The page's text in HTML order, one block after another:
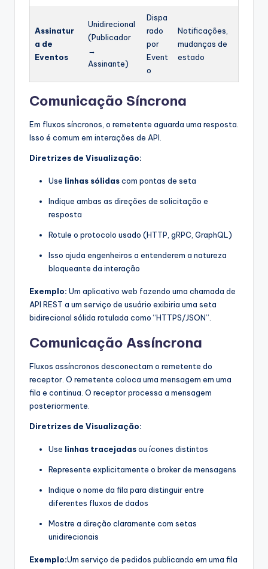
Assinatur
a de
Eventos
Unidirecional
(Publicador
→
Assinante)
Dispa
rado
por
Event
o
Notificações,
mudanças de
estado
Comunicação Síncrona
Em fluxos síncronos, o remetente aguarda uma resposta.
Isso é comum em interações de API.
Diretrizes de Visualização:
Use linhas sólidascom pontas de seta
Indique ambas as direções de solicitação e
resposta
Rotule o protocolo usado (HTTP, gRPC, GraphQL)
Isso ajuda engenheiros a entenderem a natureza
bloqueante da interação
Exemplo: Um aplicativo web fazendo uma chamada de
API REST a um serviço de usuário exibiria uma seta
bidirecional sólida rotulada como “HTTPS/JSON”.
Comunicação Assíncrona
Fluxos assíncronos desconectam o remetente do
receptor. O remetente coloca uma mensagem em uma
fila e continua. O receptor processa a mensagem
posteriormente.
Diretrizes de Visualização:
Use linhas tracejadasou ícones distintos
Represente explicitamente o broker de mensagens
Indique o nome da fila para distinguir entre
diferentes fluxos de dados
Mostre a direção claramente com setas
unidirecionais
Exemplo:Um serviço de pedidos publicando em uma fila